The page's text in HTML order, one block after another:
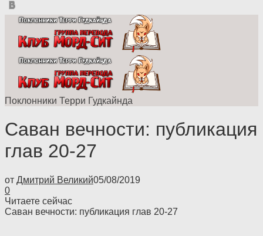
Поклонники Терри Гудкайнда
Саван вечности: публикация
глав 20-27
от Дмитрий Великий05/08/2019
0
Читаете сейчас
Саван вечности: публикация глав 20-27